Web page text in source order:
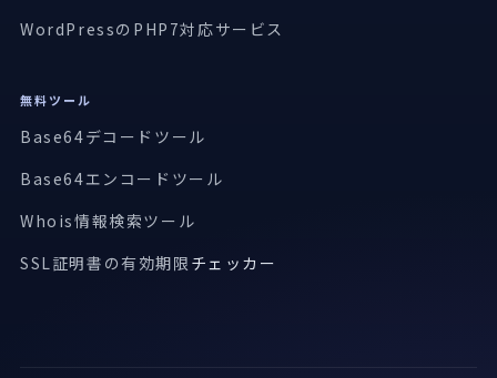
WordPressのPHP7対応サービス
無料ツール
Base64デコードツール
Base64エンコードツール
Whois情報検索ツール
SSL証明書の有効期限 チェッカー